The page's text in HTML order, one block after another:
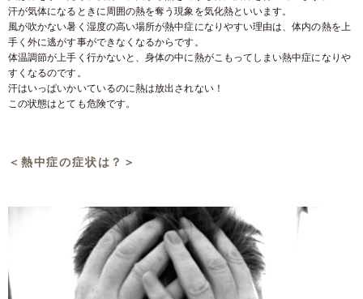
汗が気体になるときに周囲の熱を奪う現象を気化熱といいます。
風が吹かない暑く湿度の高い場所が熱中症になりやすい理由は、体内の熱を上
手く外に逃がす事ができなくなるからです。
体温調節が上手く行かないと、身体の中に熱がこもってしまい熱中症になりや
すくなるのです。
汗はいっぱいかいているのに熱は放出されない！
この状態はとても危険です。
＜熱中症の症状は？＞